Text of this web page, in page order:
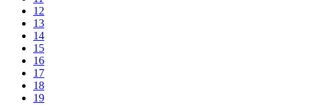
12
13
14
15
16
17
18
19